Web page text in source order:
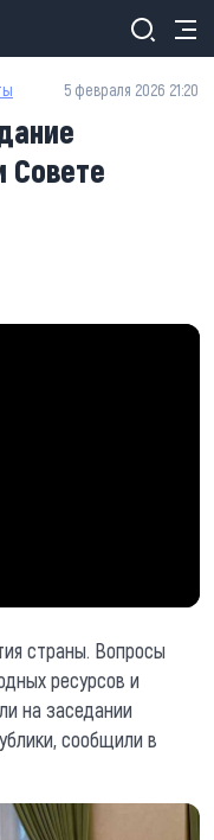
5 февраля 2026 21:20
Совете
страны. Вопросы
ресурсов и
на заседании
сообщили в